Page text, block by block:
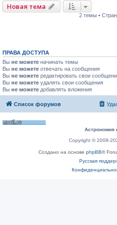
Новая тема
2 темы •
ПРАВА ДОСТУПА
Вы не можете начинать темы
Вы не можете отвечать на сообщения
Вы не можете редактировать свои
Вы не можете удалять свои сообщения
Вы не можете добавлять вложения
Список форумов
Астрономия
Copyright © 2008-
Создано на основе phpBB®
Русская